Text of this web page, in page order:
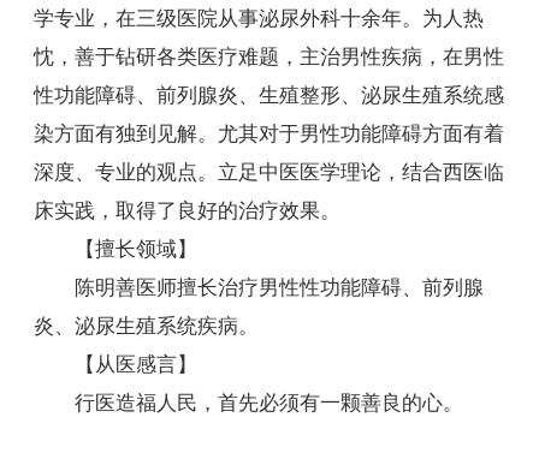
学专业，在三级医院从事泌尿外科十余年。为人热
忱，善于钻研各类医疗难题，主治男性疾病，在男性
性功能障碍、前列腺炎、生殖整形、泌尿生殖系统感
染方面有独到见解。尤其对于男性功能障碍方面有着
深度、专业的观点。立足中医医学理论，结合西医临
床实践，取得了良好的治疗效果。
【擅长领域】
陈明善医师擅长治疗男性性功能障碍、前列腺
炎、泌尿生殖系统疾病。
【从医感言】
行医造福人民，首先必须有一颗善良的心。